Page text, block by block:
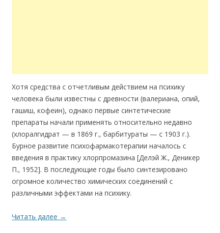
Хотя средства с отчетливым действием на психику
человека были известны с древности (валериана, опий,
гашиш, кофеин), однако первые синтетические
препараты начали применять относительно недавно
(хлоралгидрат — в 1869 г., барбитураты — с 1903 г.).
Бурное развитие психофармакотерапии началось с
введения в практику хлорпромазина [Делэй Ж., Деникер
П., 1952]. В последующие годы было синтезировано
огромное количество химических соединений с
различными эффектами на психику.
Читать далее →